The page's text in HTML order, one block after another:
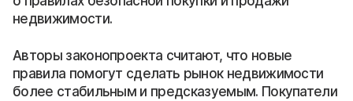
недвижимости.
Авторы законопроекта считают, что новые
правила помогут сделать рынок недвижимости
более стабильным и предсказуемым. Покупатели